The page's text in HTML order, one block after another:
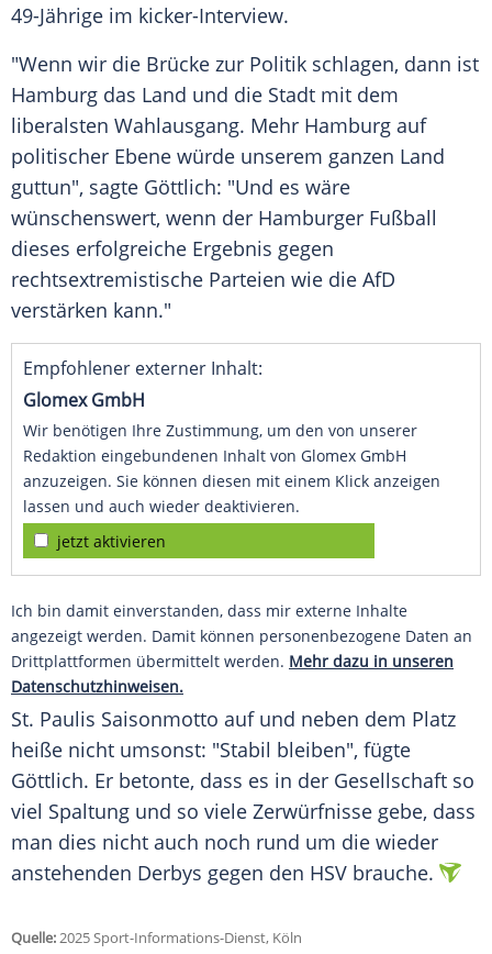
49-Jährige im kicker-Interview.
"Wenn wir die Brücke zur Politik schlagen, dann ist
Hamburg das Land und die Stadt mit dem
liberalsten Wahlausgang. Mehr Hamburg auf
politischer Ebene würde unserem ganzen Land
guttun", sagte Göttlich: "Und es wäre
wünschenswert, wenn der Hamburger Fußball
dieses erfolgreiche Ergebnis gegen
rechtsextremistische Parteien wie die AfD
verstärken kann."
Empfohlener externer Inhalt:
Glomex GmbH
Wir benötigen Ihre Zustimmung, um den von unserer
Redaktion eingebundenen Inhalt von Glomex GmbH
anzuzeigen. Sie können diesen mit einem Klick anzeigen
lassen und auch wieder deaktivieren.
jetzt aktivieren
Ich bin damit einverstanden, dass mir externe Inhalte
angezeigt werden. Damit können personenbezogene Daten an
Drittplattformen übermittelt werden. Mehr dazu in unseren
Datenschutzhinweisen.
St. Paulis Saisonmotto auf und neben dem Platz
heiße nicht umsonst: "Stabil bleiben", fügte
Göttlich. Er betonte, dass es in der Gesellschaft so
viel Spaltung und so viele Zerwürfnisse gebe, dass
man dies nicht auch noch rund um die wieder
anstehenden Derbys gegen den HSV brauche.
Quelle:2025 Sport-Informations-Dienst, Köln